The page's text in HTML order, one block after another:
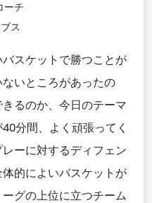
ーチ
ス
スケットで勝つことが
いところがあったの
るのか、今日のテーマ
分間、よく頑張ってく
ーに対するディフェン
的によいバスケットが
グの上位に立つチーム